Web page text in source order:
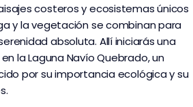
costeros y ecosistemas únicos
y la vegetación se combinan para
absoluta. Allí iniciarás una
la Laguna Navío Quebrado, un
por su importancia ecológica y su